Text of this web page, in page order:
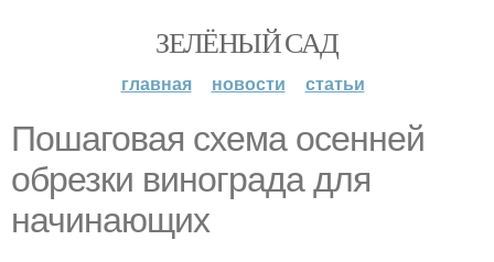
ЗЕЛЁНЫЙ САД
главная новости статьи
Пошаговая схема осенней
обрезки винограда для
начинающих